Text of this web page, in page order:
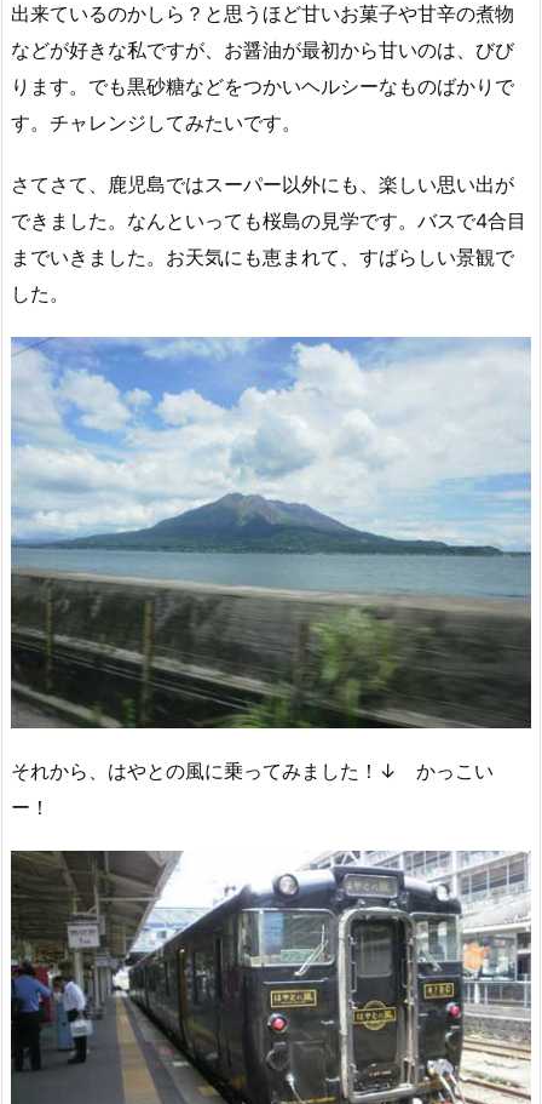
出来ているのかしら？と思うほど甘いお菓子や甘辛の煮物
などが好きな私ですが、お醤油が最初から甘いのは、びび
ります。でも黒砂糖などをつかいヘルシーなものばかりで
す。チャレンジしてみたいです。
さてさて、鹿児島ではスーパー以外にも、楽しい思い出が
できました。なんといっても桜島の見学です。バスで4合目
までいきました。お天気にも恵まれて、すばらしい景観で
した。
それから、はやとの風に乗ってみました！↓ かっこい
ー！